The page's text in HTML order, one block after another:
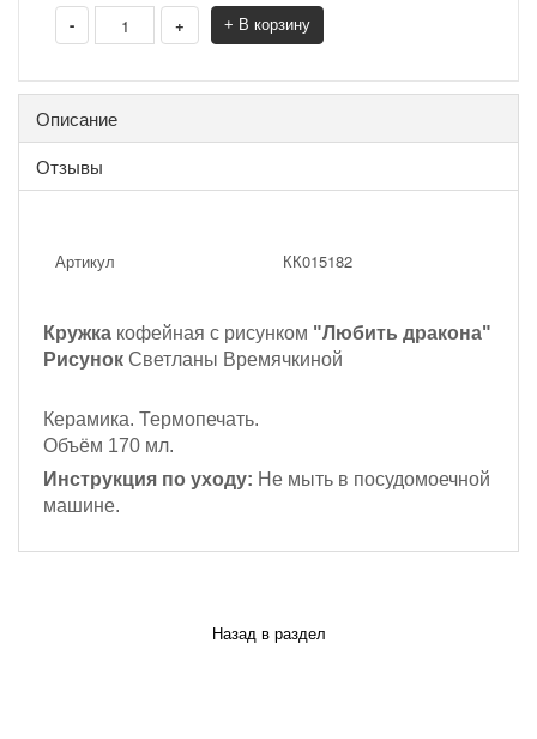
- + + В корзину
Описание
Отзывы
Артикул КК015182
Кружка кофейная с рисунком "Любить дракона"
Рисунок Светланы Времячкиной
Керамика. Термопечать.
Объём 170 мл.
Инструкция по уходу: Не мыть в посудомоечной
машине.
Назад в раздел